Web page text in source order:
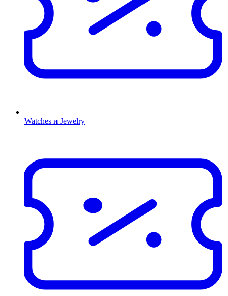
Watches и Jewelry